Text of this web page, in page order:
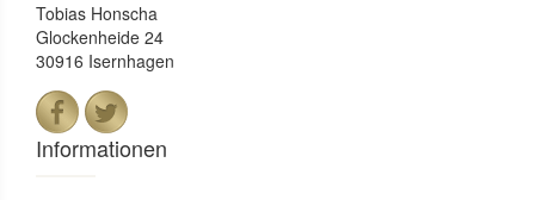
Tobias Honscha
Glockenheide 24
30916 Isernhagen
Informationen